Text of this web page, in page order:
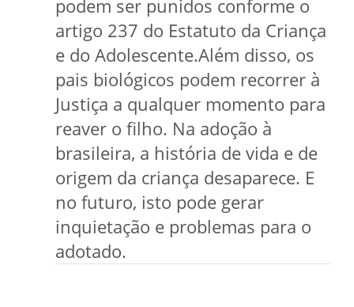
podem ser punidos conforme o
artigo 237 do Estatuto da Criança
e do Adolescente.Além disso, os
pais biológicos podem recorrer à
Justiça a qualquer momento para
reaver o filho. Na adoção à
brasileira, a história de vida e de
origem da criança desaparece. E
no futuro, isto pode gerar
inquietação e problemas para o
adotado.